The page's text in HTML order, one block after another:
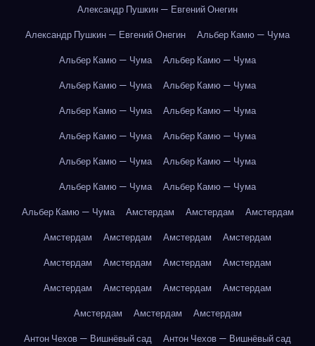
Александр Пушкин — Евгений Онегин
Александр Пушкин — Евгений Онегин
Альбер Камю — Чума
Альбер Камю — Чума
Альбер Камю — Чума
Альбер Камю — Чума
Альбер Камю — Чума
Альбер Камю — Чума
Альбер Камю — Чума
Альбер Камю — Чума
Альбер Камю — Чума
Альбер Камю — Чума
Альбер Камю — Чума
Альбер Камю — Чума
Альбер Камю — Чума
Альбер Камю — Чума
Амстердам Амстердам
Амстердам
Амстердам
Амстердам Амстердам
Амстердам
Амстердам
Амстердам Амстердам
Амстердам
Амстердам
Амстердам Амстердам
Амстердам
Амстердам
Амстердам
Амстердам
Антон Чехов — Вишнёвый сад
Антон Чехов — Вишнёвый сад